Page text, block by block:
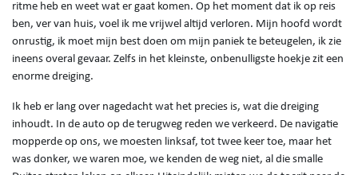
ritme heb en weet wat er gaat komen. Op het moment dat ik op reis
ben, ver van huis, voel ik me vrijwel altijd verloren. Mijn hoofd wordt
onrustig, ik moet mijn best doen om mijn paniek te beteugelen, ik zie
ineens overal gevaar. Zelfs in het kleinste, onbenulligste hoekje zit een
enorme dreiging.
Ik heb er lang over nagedacht wat het precies is, wat die dreiging
inhoudt. In de auto op de terugweg reden we verkeerd. De navigatie
mopperde op ons, we moesten linksaf, tot twee keer toe, maar het
was donker, we waren moe, we kenden de weg niet, al die smalle